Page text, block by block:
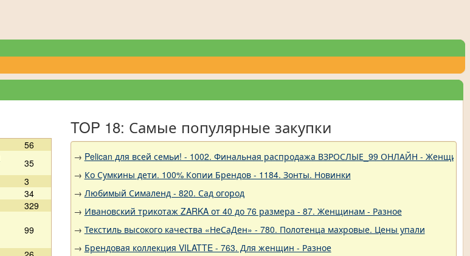
56
35
3
34
329
99
TOP 18: Самые популярные закупки
→ Pelican для всей семьи! - 1002. Финальная распродажа ВЗРОСЛЫЕ_99 ОНЛАЙН - Женщины
→ Ко Сумкины дети. 100% Копии Брендов - 1184. Зонты. Новинки
→ Любимый Сималенд - 820. Сад огород
→ Ивановский трикотаж ZARKA от 40 до 76 размера - 87. Женщинам - Разное
→ Текстиль высокого качества «НеСаДен» - 780. Полотенца махровые. Цены упали
→ Брендовая коллекция VILATTE - 763. Для женщин - Разное